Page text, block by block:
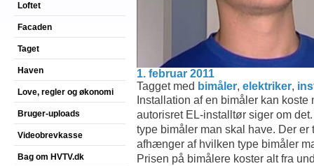
Loftet
Facaden
Taget
Haven
Love, regler og økonomi
Bruger-uploads
Videobrevkasse
Bag om HVTV.dk
1. februar 2011
Tagget med bimåler, elektriker,
Installation af en bimåler kan
autorisret EL-installtør siger om
type bimåler man skal have. Der
afhænger af hvilken type bimåler
Prisen på bimålere koster alt fra